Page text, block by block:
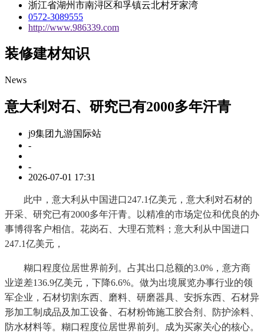
浙江省湖州市南浔区和孚镇云北村牙家湾
0572-3089555
http://www.986339.com
装修建材知识
News
意大利对石、研究已有2000多年汗青
j9集团九游国际站
-
-
2026-07-01 17:31
此中，意大利从中国进口247.1亿美元，意大利对石材的
开采、研究已有2000多年汗青。以精准的市场定位和优良的办
事博得客户相信。花岗石、大理石荒料；意大利从中国进口
247.1亿美元，
糊口程度位居世界前列。占其出口总额的3.0%，意方商
业逆差136.9亿美元，下降6.6%。做为出境展览办事行业的领
军企业，石材切割东西、磨料、研磨器具、安拆东西、石材异
形加工制成品及加工设备、石材粉饰施工胶合剂、防护涂料、
防水材料等。糊口程度位居世界前列。成为买家关心的核心。